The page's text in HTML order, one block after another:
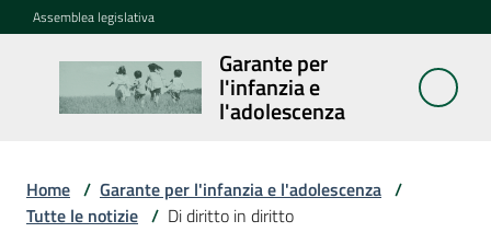
Vai al contenuto
Vai alla navigazione
Vai al footer
Assemblea legislativa
Garante per
l'infanzia e
l'adolescenza
Garante per
l'infanzia e
l'adolescenza
Cosa
Home / Garante per l'infanzia e l'adolescenza /
Tutte le notizie / Di diritto in diritto